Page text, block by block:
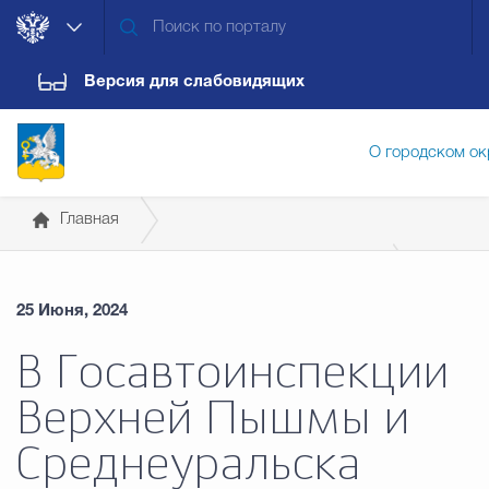
Версия для слабовидящих
О городском
Обращения граждан
Главная
ГАИ отделения МВД
25 Июня, 2024
В Госавтоинспекции
Верхней Пышмы и
Среднеуральска